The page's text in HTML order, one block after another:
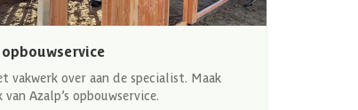
vakwerk over aan de specialist. Maak
van Azalp’s opbouwservice.